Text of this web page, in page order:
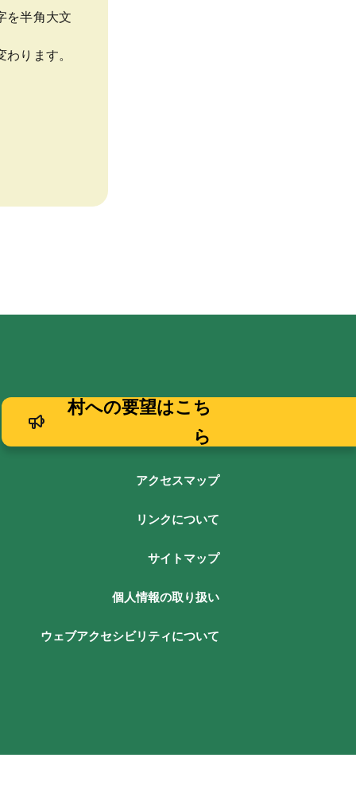
村への要望はこち
ら
アクセスマップ
リンクについて
サイトマップ
個人情報の取り扱い
ウェブアクセシビリティについて